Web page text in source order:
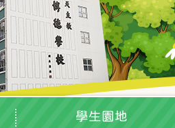
學生園地